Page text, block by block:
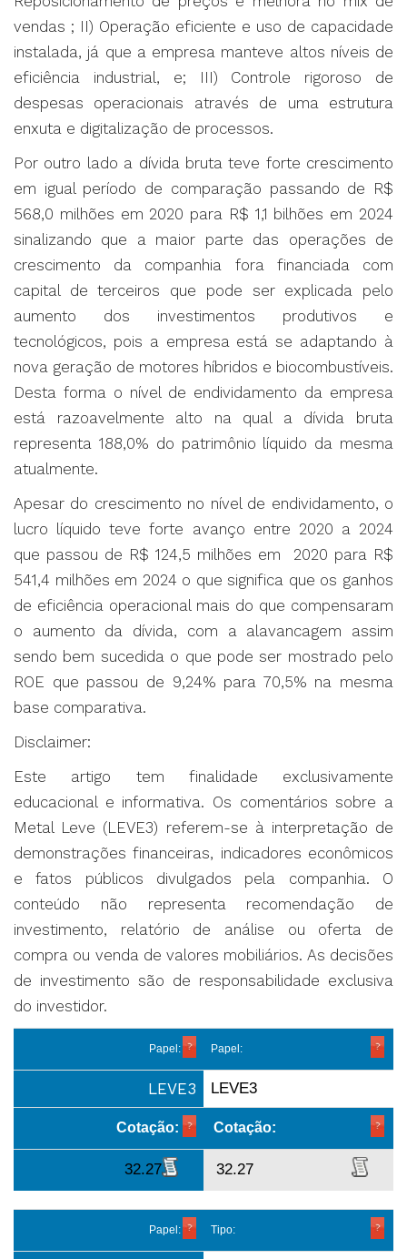
vendas ; II) Operação eficiente e uso de capacidade
instalada, já que a empresa manteve altos níveis de
eficiência industrial, e; III) Controle rigoroso de
despesas operacionais através de uma estrutura
enxuta e digitalização de processos.
Por outro lado a dívida bruta teve forte crescimento
em igual período de comparação passando de R$
568,0 milhões em 2020 para R$ 1,1 bilhões em 2024
sinalizando que a maior parte das operações de
crescimento da companhia fora financiada com
capital de terceiros que pode ser explicada pelo
aumento dos investimentos produtivos e
tecnológicos, pois a empresa está se adaptando à
nova geração de motores híbridos e biocombustíveis.
Desta forma o nível de endividamento da empresa
está razoavelmente alto na qual a dívida bruta
representa 188,0% do patrimônio líquido da mesma
atualmente.
Apesar do crescimento no nível de endividamento, o
lucro líquido teve forte avanço entre 2020 a 2024
que passou de R$ 124,5 milhões em 2020 para R$
541,4 milhões em 2024 o que significa que os ganhos
de eficiência operacional mais do que compensaram
o aumento da dívida, com a alavancagem assim
sendo bem sucedida o que pode ser mostrado pelo
ROE que passou de 9,24% para 70,5% na mesma
base comparativa.
Disclaimer:
Este artigo tem finalidade exclusivamente
educacional e informativa. Os comentários sobre a
Metal Leve (LEVE3) referem-se à interpretação de
demonstrações financeiras, indicadores econômicos
e fatos públicos divulgados pela companhia. O
conteúdo não representa recomendação de
investimento, relatório de análise ou oferta de
compra ou venda de valores mobiliários. As decisões
de investimento são de responsabilidade exclusiva
do investidor.
Papel: Papel:
LEVE3 LEVE3
Cotação: Cotação:
32.27 32.27
Papel: Tipo: